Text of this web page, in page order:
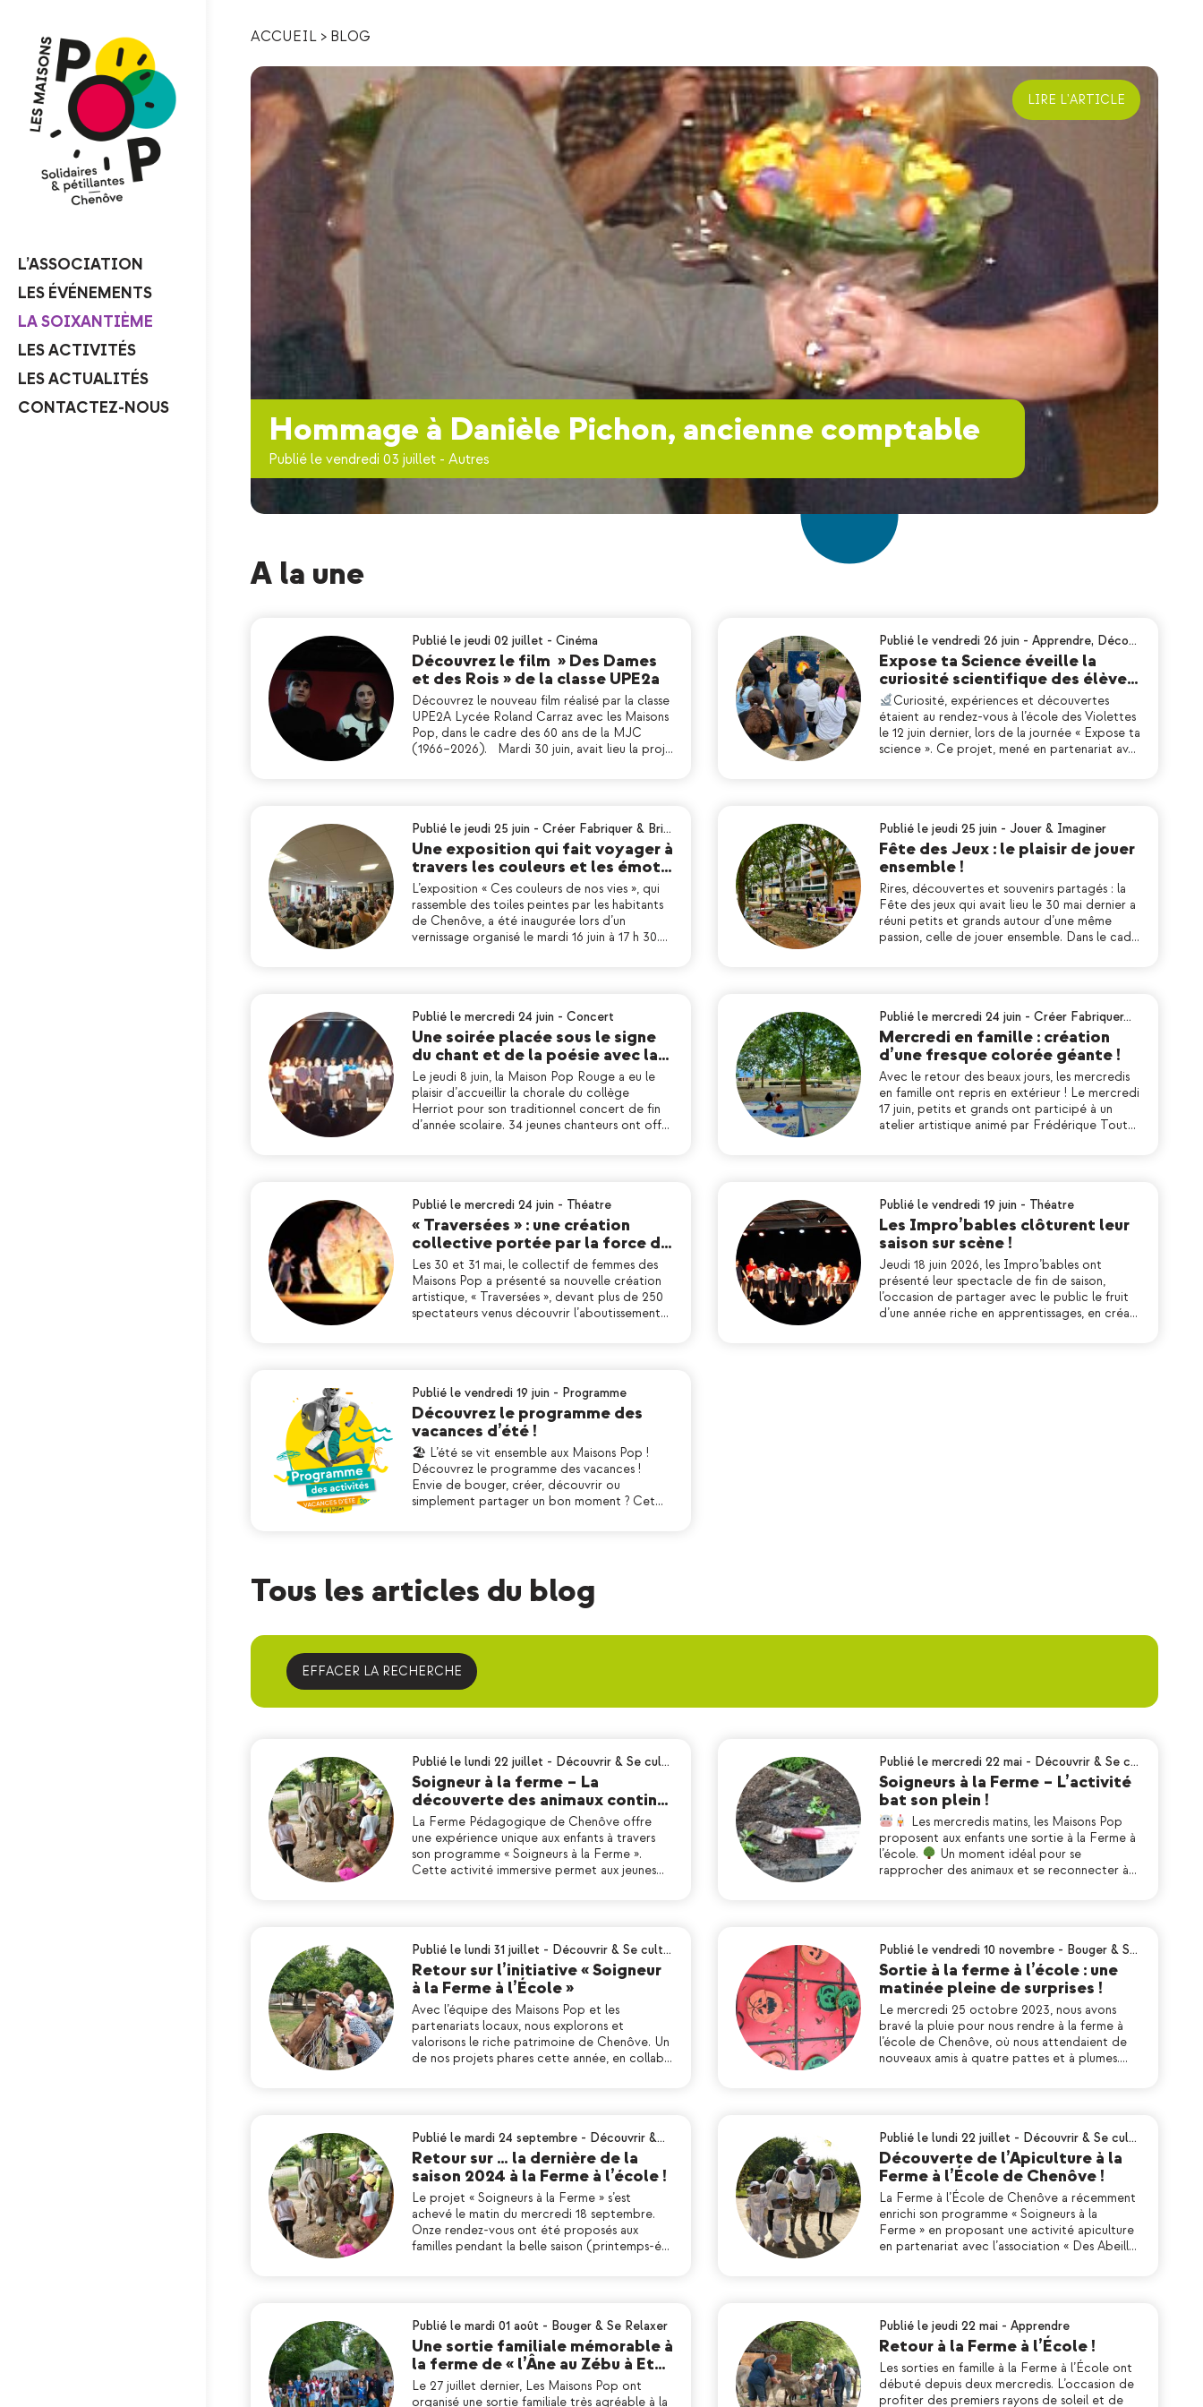
L’ASSOCIATION
LES ÉVÉNEMENTS
LA SOIXANTIÈME
LES ACTIVITÉS
LES ACTUALITÉS
CONTACTEZ-NOUS
ACCUEIL > BLOG
Hommage à Danièle Pichon, ancienne comptable
Publié le vendredi 03 juillet - Autres
LIRE L'ARTICLE
A la une
Publié le jeudi 02 juillet - Cinéma
Découvrez le film » Des Dames
et des Rois » de la classe UPE2a
Découvrez le nouveau film réalisé par la classe
UPE2A Lycée Roland Carraz avec les Maisons
Pop, dans le cadre des 60 ans de la MJC
(1966–2026). Mardi 30 juin, avait lieu la proj…
Publié le vendredi 26 juin - Apprendre, Déco…
Expose ta Science éveille la
curiosité scientifique des élève…
Curiosité, expériences et découvertes
étaient au rendez-vous à l’école des Violettes
le 12 juin dernier, lors de la journée « Expose ta
science ». Ce projet, mené en partenariat av…
Publié le jeudi 25 juin - Créer Fabriquer & Bri…
Une exposition qui fait voyager à
travers les couleurs et les émot…
L’exposition « Ces couleurs de nos vies », qui
rassemble des toiles peintes par les habitants
de Chenôve, a été inaugurée lors d’un
vernissage organisé le mardi 16 juin à 17 h 30.…
Publié le jeudi 25 juin - Jouer & Imaginer
Fête des Jeux : le plaisir de jouer
ensemble !
Rires, découvertes et souvenirs partagés : la
Fête des jeux qui avait lieu le 30 mai dernier a
réuni petits et grands autour d’une même
passion, celle de jouer ensemble. Dans le cad…
Publié le mercredi 24 juin - Concert
Une soirée placée sous le signe
du chant et de la poésie avec la…
Le jeudi 8 juin, la Maison Pop Rouge a eu le
plaisir d’accueillir la chorale du collège
Herriot pour son traditionnel concert de fin
d’année scolaire. 34 jeunes chanteurs ont off…
Publié le mercredi 24 juin - Créer Fabriquer…
Mercredi en famille : création
d’une fresque colorée géante !
Avec le retour des beaux jours, les mercredis
en famille ont repris en extérieur ! Le mercredi
17 juin, petits et grands ont participé à un
atelier artistique animé par Frédérique Tout…
Publié le mercredi 24 juin - Théatre
« Traversées » : une création
collective portée par la force d…
Les 30 et 31 mai, le collectif de femmes des
Maisons Pop a présenté sa nouvelle création
artistique, « Traversées », devant plus de 250
spectateurs venus découvrir l’aboutissement…
Publié le vendredi 19 juin - Théatre
Les Impro’bables clôturent leur
saison sur scène !
Jeudi 18 juin 2026, les Impro’bables ont
présenté leur spectacle de fin de saison,
l’occasion de partager avec le public le fruit
d’une année riche en apprentissages, en créa…
Publié le vendredi 19 juin - Programme
Découvrez le programme des
vacances d’été !
🏖 L’été se vit ensemble aux Maisons Pop !
Découvrez le programme des vacances !
Envie de bouger, créer, découvrir ou
simplement partager un bon moment ? Cet…
Tous les articles du blog
EFFACER LA RECHERCHE
Publié le lundi 22 juillet - Découvrir & Se cul…
Soigneur à la ferme – La
découverte des animaux contin…
La Ferme Pédagogique de Chenôve offre
une expérience unique aux enfants à travers
son programme « Soigneurs à la Ferme ».
Cette activité immersive permet aux jeunes…
Publié le mercredi 22 mai - Découvrir & Se c…
Soigneurs à la Ferme – L’activité
bat son plein !
Les mercredis matins, les Maisons Pop
proposent aux enfants une sortie à la Ferme à
l’école.
Un moment idéal pour se
rapprocher des animaux et se reconnecter à…
Publié le lundi 31 juillet - Découvrir & Se cult…
Retour sur l’initiative « Soigneur
à la Ferme à l’École »
Avec l’équipe des Maisons Pop et les
partenariats locaux, nous explorons et
valorisons le riche patrimoine de Chenôve. Un
de nos projets phares cette année, en collab…
Publié le vendredi 10 novembre - Bouger & S…
Sortie à la ferme à l’école : une
matinée pleine de surprises !
Le mercredi 25 octobre 2023, nous avons
bravé la pluie pour nous rendre à la ferme à
l’école de Chenôve, où nous attendaient de
nouveaux amis à quatre pattes et à plumes.…
Publié le mardi 24 septembre - Découvrir &…
Retour sur … la dernière de la
saison 2024 à la Ferme à l’école !
Le projet « Soigneurs à la Ferme » s’est
achevé le matin du mercredi 18 septembre.
Onze rendez-vous ont été proposés aux
familles pendant la belle saison (printemps-é…
Publié le lundi 22 juillet - Découvrir & Se cul…
Découverte de l’Apiculture à la
Ferme à l’École de Chenôve !
La Ferme à l’École de Chenôve a récemment
enrichi son programme « Soigneurs à la
Ferme » en proposant une activité apiculture
en partenariat avec l’association « Des Abeill…
Publié le mardi 01 août - Bouger & Se Relaxer
Une sortie familiale mémorable à
la ferme de « l’Âne au Zébu à Et…
Le 27 juillet dernier, Les Maisons Pop ont
organisé une sortie familiale très agréable à la
Publié le jeudi 22 mai - Apprendre
Retour à la Ferme à l’École !
Les sorties en famille à la Ferme à l’École ont
débuté depuis deux mercredis. L’occasion de
profiter des premiers rayons de soleil et de